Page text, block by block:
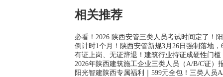
相关推荐
必看！2026 陕西安管三类人员考试时间定了！
倒计时1个月！陕西安管新规3月26日强制落地
有证上岗、无证辞退！建筑行业持证成硬性门
2026年陕西建筑施工企业三类人员（A/B/C证）
阳光智建陕西专属福利｜599元全包！三类人员